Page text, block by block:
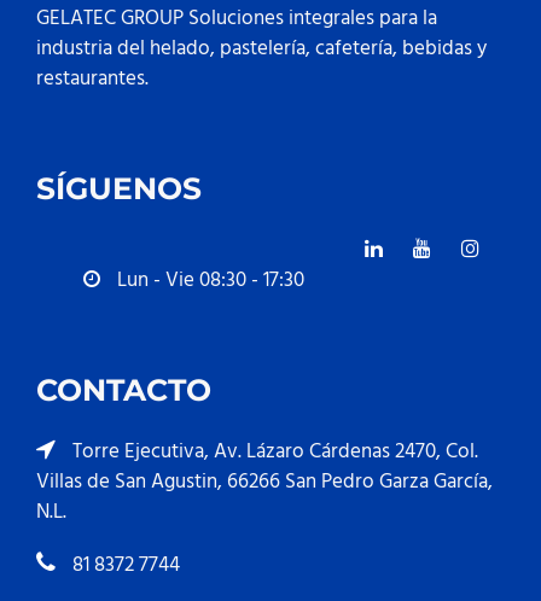
GELATEC GROUP Soluciones integrales para la
industria del helado, pastelería, cafetería, bebidas y
restaurantes.
SÍGUENOS
Lun - Vie 08:30 - 17:30
CONTACTO
Torre Ejecutiva, Av. Lázaro Cárdenas 2470, Col.
Villas de San Agustin, 66266 San Pedro Garza García,
N.L.
81 8372 7744